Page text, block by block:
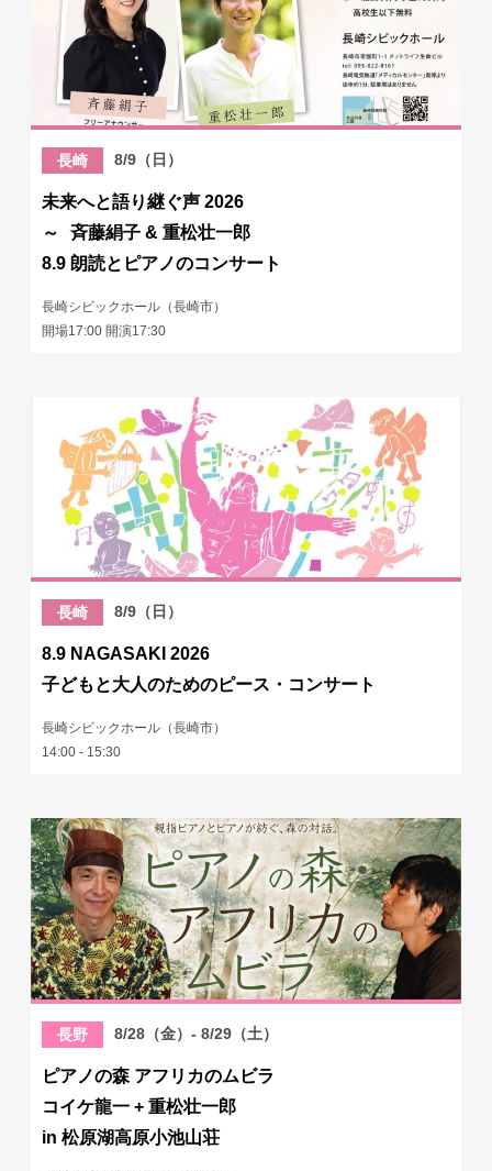
長崎 8/9（日）
未来へと語り継ぐ声 2026
～ 斉藤絹子 & 重松壮一郎
8.9 朗読とピアノのコンサート
長崎シビックホール（長崎市）
開場17:00 開演17:30
長崎 8/9（日）
8.9 NAGASAKI 2026
子どもと大人のためのピース・コンサート
長崎シビックホール（長崎市）
14:00 - 15:30
長野 8/28（金）- 8/29（土）
ピアノの森 アフリカのムビラ
コイケ龍一 + 重松壮一郎
in 松原湖高原小池山荘